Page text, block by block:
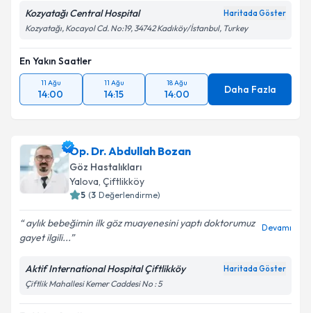
Kişisel verilerimin işlenmesine ilişkin
Aydınlatma
Metni'ni okudum ve kişisel verilerimin belirtilen
kapsamda işlenmesini kabul ediyorum.
Takvim Talebini Gönder
Kozyatağı Central Hospital Haritada Göster
Kozyatağı, Kocayol Cd. No:19, 34742 Kadıköy/İstanbul, Turkey
En Yakın Saatler
11 Ağu
14:00
11 Ağu
14:15
18 Ağu
14:00 Daha Fazla
Op. Dr. Abdullah Bozan
Göz Hastalıkları
Yalova, Çiftlikköy
5 (3 Değerlendirme)
aylık bebeğimin ilk göz muayenesini yaptı doktorumuz
gayet ilgili...
Devamı
Aktif International Hospital Çiftlikköy Haritada Göster
Çiftlik Mahallesi Kemer Caddesi No : 5